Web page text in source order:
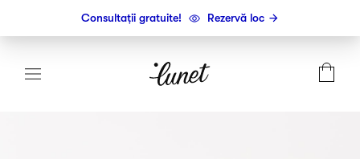
Consultații gratuite! Rezervă loc